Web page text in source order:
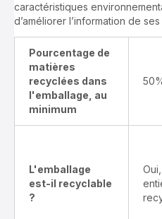
caractéristiques
d’améliorer l’information de
Pourcentage de
matières
recyclées dans
l'emballage, au
minimum
L'emballage
est-il recyclable
?
Oui,